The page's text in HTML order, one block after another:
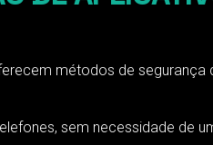
métodos de segurança
sem necessidade de